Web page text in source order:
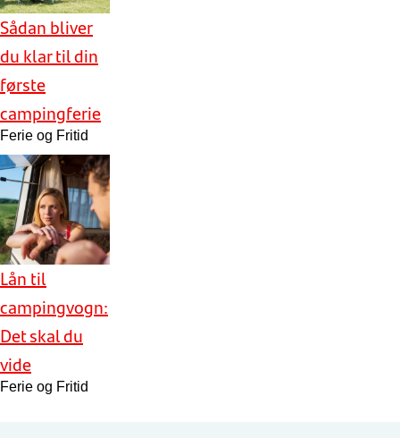
Sådan bliver
du klar til din
første
campingferie
Ferie og Fritid
Lån til
campingvogn:
Det skal du
vide
Ferie og Fritid